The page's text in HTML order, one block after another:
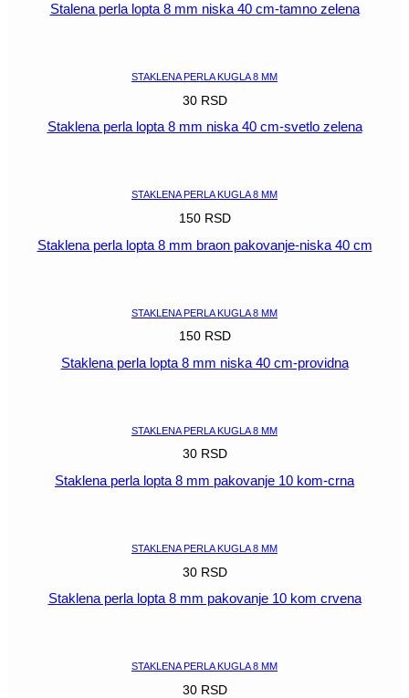
Stalena perla lopta 8 mm niska 40 cm-tamno zelena
STAKLENA PERLA KUGLA 8 MM
30 RSD
Staklena perla lopta 8 mm niska 40 cm-svetlo zelena
STAKLENA PERLA KUGLA 8 MM
150 RSD
Staklena perla lopta 8 mm braon pakovanje-niska 40 cm
STAKLENA PERLA KUGLA 8 MM
150 RSD
Staklena perla lopta 8 mm niska 40 cm-providna
STAKLENA PERLA KUGLA 8 MM
30 RSD
Staklena perla lopta 8 mm pakovanje 10 kom-crna
STAKLENA PERLA KUGLA 8 MM
30 RSD
Staklena perla lopta 8 mm pakovanje 10 kom crvena
STAKLENA PERLA KUGLA 8 MM
30 RSD